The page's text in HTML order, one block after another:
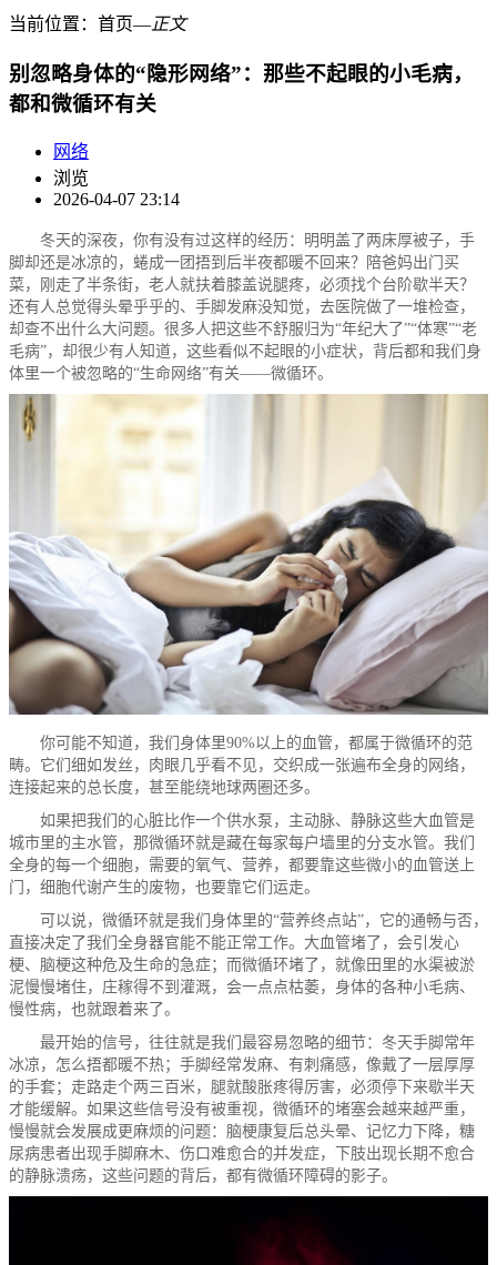
当前位置： 首页―正文
别忽略身体的“隐形网络”：那些不起眼的小毛病，
都和微循环有关
网络
浏览
2026-04-07 23:14
冬天的深夜，你有没有过这样的经历：明明盖了两床厚被子，手
脚却还是冰凉的，蜷成一团捂到后半夜都暖不回来？陪爸妈出门买
菜，刚走了半条街，老人就扶着膝盖说腿疼，必须找个台阶歇半天？
还有人总觉得头晕乎乎的、手脚发麻没知觉，去医院做了一堆检查，
却查不出什么大问题。很多人把这些不舒服归为“年纪大了”“体寒”“老
毛病”，却很少有人知道，这些看似不起眼的小症状，背后都和我们身
体里一个被忽略的“生命网络”有关——微循环。
你可能不知道，我们身体里90%以上的血管，都属于微循环的范
畴。它们细如发丝，肉眼几乎看不见，交织成一张遍布全身的网络，
连接起来的总长度，甚至能绕地球两圈还多。
如果把我们的心脏比作一个供水泵，主动脉、静脉这些大血管是
城市里的主水管，那微循环就是藏在每家每户墙里的分支水管。我们
全身的每一个细胞，需要的氧气、营养，都要靠这些微小的血管送上
门，细胞代谢产生的废物，也要靠它们运走。
可以说，微循环就是我们身体里的“营养终点站”，它的通畅与否，
直接决定了我们全身器官能不能正常工作。大血管堵了，会引发心
梗、脑梗这种危及生命的急症；而微循环堵了，就像田里的水渠被淤
泥慢慢堵住，庄稼得不到灌溉，会一点点枯萎，身体的各种小毛病、
慢性病，也就跟着来了。
最开始的信号，往往就是我们最容易忽略的细节：冬天手脚常年
冰凉，怎么捂都暖不热；手脚经常发麻、有刺痛感，像戴了一层厚厚
的手套；走路走个两三百米，腿就酸胀疼得厉害，必须停下来歇半天
才能缓解。如果这些信号没有被重视，微循环的堵塞会越来越严重，
慢慢就会发展成更麻烦的问题：脑梗康复后总头晕、记忆力下降，糖
尿病患者出现手脚麻木、伤口难愈合的并发症，下肢出现长期不愈合
的静脉溃疡，这些问题的背后，都有微循环障碍的影子。